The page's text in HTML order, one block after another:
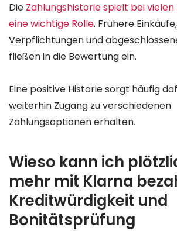
Die Zahlungshistorie spielt bei
eine wichtige Rolle. Frühere
Verpflichtungen und
fließen in die Bewertung ein.
Eine positive Historie sorgt häufig
weiterhin Zugang zu verschiedenen
Zahlungsoptionen erhalten.
Wieso kann ich
mehr mit Klarna
Kreditwürdigkeit und
Bonitätsprüfung